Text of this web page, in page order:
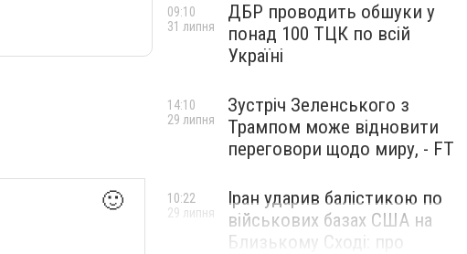
🙂
ДБР проводить обшуки у
понад 100 ТЦК по всій
Україні
09:10
31 липня
Зустріч Зеленського з
Трампом може відновити
переговори щодо миру, - FT
14:10
29 липня
Іран ударив балістикою по
військових базах США на
Близькому Сході: про
10:22
29 липня